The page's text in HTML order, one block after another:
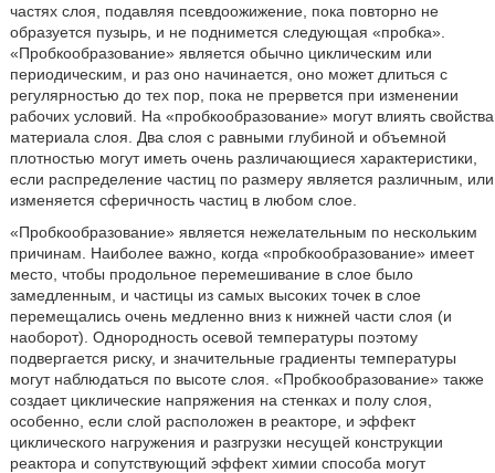
частях слоя, подавляя псевдоожижение, пока повторно не
образуется пузырь, и не поднимется следующая «пробка».
«Пробкообразование» является обычно циклическим или
периодическим, и раз оно начинается, оно может длиться с
регулярностью до тех пор, пока не прервется при изменении
рабочих условий. На «пробкообразование» могут влиять свойства
материала слоя. Два слоя с равными глубиной и объемной
плотностью могут иметь очень различающиеся характеристики,
если распределение частиц по размеру является различным, или
изменяется сферичность частиц в любом слое.
«Пробкообразование» является нежелательным по нескольким
причинам. Наиболее важно, когда «пробкообразование» имеет
место, чтобы продольное перемешивание в слое было
замедленным, и частицы из самых высоких точек в слое
перемещались очень медленно вниз к нижней части слоя (и
наоборот). Однородность осевой температуры поэтому
подвергается риску, и значительные градиенты температуры
могут наблюдаться по высоте слоя. «Пробкообразование» также
создает циклические напряжения на стенках и полу слоя,
особенно, если слой расположен в реакторе, и эффект
циклического нагружения и разгрузки несущей конструкции
реактора и сопутствующий эффект химии способа могут